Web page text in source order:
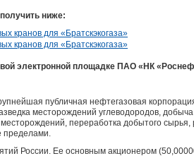
ниже:
электронной площадке ПАО «НК
публичная нефтегазовая
месторождений углеводородов, добыча
переработка добытого
пределами.
России. Ее основным акционером